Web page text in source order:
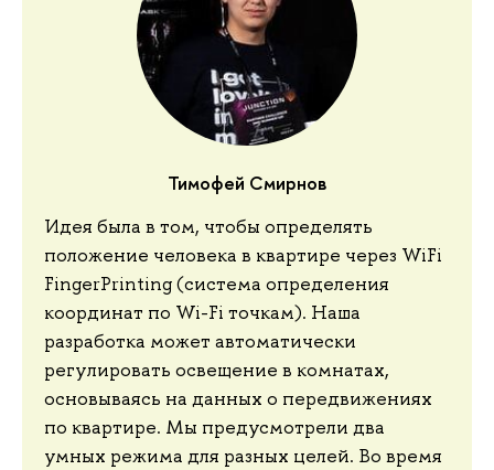
Тимофей Смирнов
Идея была в том, чтобы определять
положение человека в квартире через WiFi
FingerPrinting (система определения
координат по Wi-Fi точкам). Наша
разработка может автоматически
регулировать освещение в комнатах,
основываясь на данных о передвижениях
по квартире. Мы предусмотрели два
умных режима для разных целей. Во время